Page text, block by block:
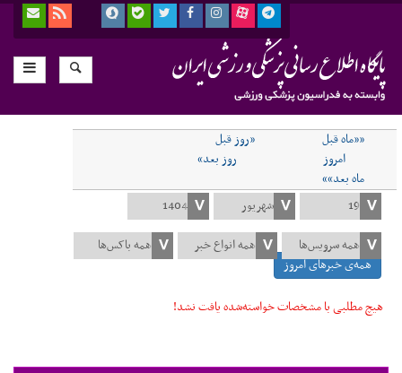
««ماه قبل
«روز قبل
امروز
روز بعد»
ماه بعد»»
همه‌ی خبرهای امروز
هیچ مطلبی با مشخصات خواسته‌شده یافت نشد!